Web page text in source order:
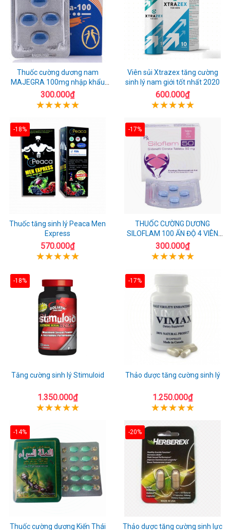
Thuốc cường dương nam
MAJEGRA 100mg nhập khẩu
chính hãng
300.000₫
Viên sủi Xtrazex tăng cường
sinh lý nam giới tốt nhất 2020
600.000₫
-18%
Thuốc tăng sinh lý Peaca Men
Express
570.000₫
-17%
THUỐC CƯỜNG DƯƠNG
SILOFLAM 100 ẤN ĐỘ 4 VIÊN
CAO CẤP
300.000₫
-18%
Tăng cường sinh lý Stimuloid
1.350.000₫
-17%
Thảo dược tăng cường sinh lý
1.250.000₫
-14%
Thuốc cường dương Kiến Thái
-20%
Thảo dược tăng cường sinh lực